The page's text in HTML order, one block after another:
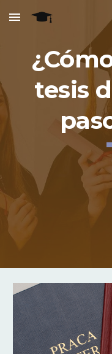
Skip to main content
tesis